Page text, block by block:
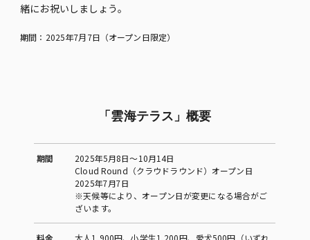
緒にお祝いしましょう。
期間：2025年7月7日（オープン日限定）
「雲海テラス」概要
期間
2025年5月8日〜10月14日
Cloud Round（クラウドラウンド）オープン日
2025年7月7日
※天候等により、オープン日が変更になる場合がご
ざいます。
料金
大人1,900円、小学生1,200円、愛犬500円（いずれ